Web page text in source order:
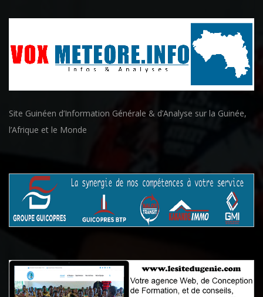
Site Guinéen d’Information Générale & d’Analyse sur la Guinée,
l’Afrique et le Monde